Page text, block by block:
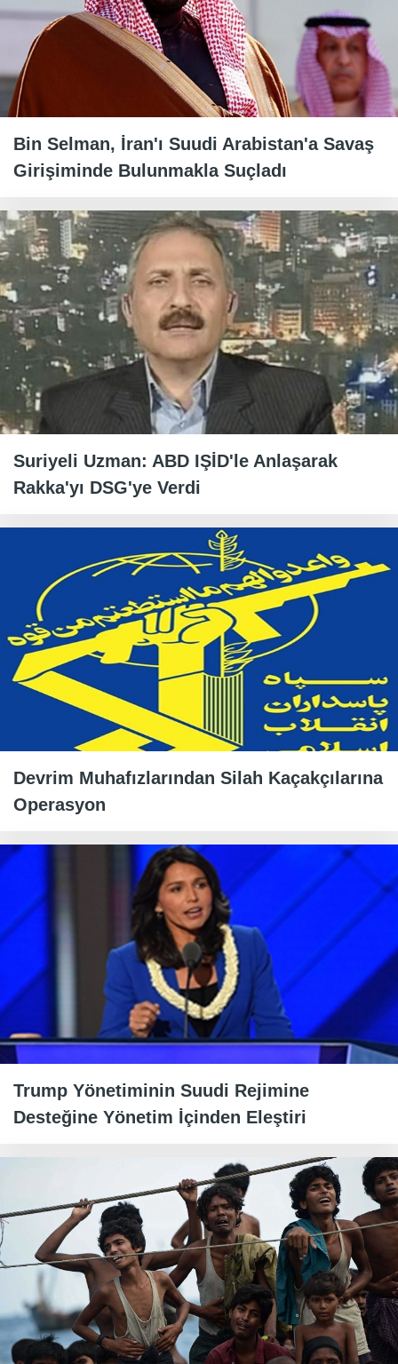
Bin Selman, İran'ı Suudi Arabistan'a Savaş
Girişiminde Bulunmakla Suçladı
Suriyeli Uzman: ABD IŞİD'le Anlaşarak
Rakka'yı DSG'ye Verdi
Devrim Muhafızlarından Silah Kaçakçılarına
Operasyon
Trump Yönetiminin Suudi Rejimine
Desteğine Yönetim İçinden Eleştiri